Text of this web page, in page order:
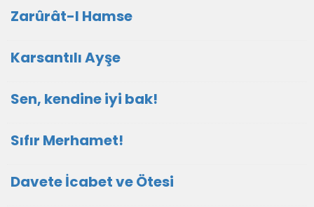
Zarûrât-I Hamse
Karsantılı Ayşe
Sen, kendine iyi bak!
Sıfır Merhamet!
Davete İcabet ve Ötesi